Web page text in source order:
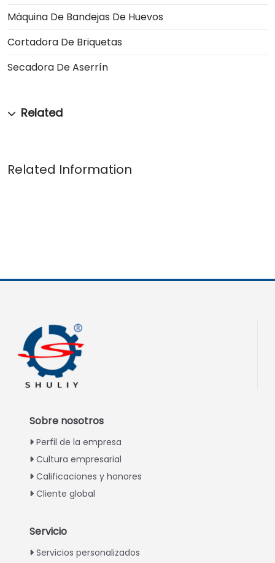
Máquina De Bandejas De Huevos
Cortadora De Briquetas
Secadora De Aserrín
Sobre nosotros
Perfil de la empresa
Cultura empresarial
Calificaciones y honores
Cliente global
Servicio
Servicios personalizados
Italian